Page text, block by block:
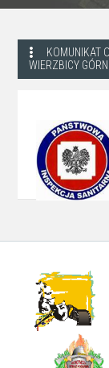
KOMUNIKAT
WIERZBICY